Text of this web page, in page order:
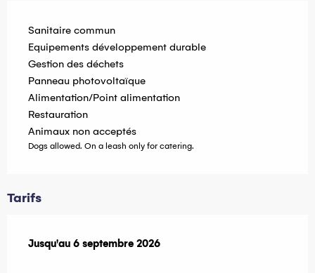
Sanitaire commun
Equipements développement durable
Gestion des déchets
Panneau photovoltaïque
Alimentation/Point alimentation
Restauration
Animaux non acceptés
Dogs allowed. On a leash only for catering.
Tarifs
Du20 juin 2026au6 septembre 2026
Jusqu'au 6 septembre 2026